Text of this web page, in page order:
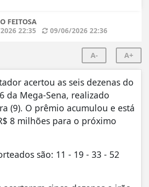
FEITOSA
22:35
09/06/2026 22:36
A- A+
acertou as seis dezenas do
da Mega-Sena, realizado
(9). O prêmio acumulou e está
8 milhões para o próximo
são: 11 - 19 - 33 - 52